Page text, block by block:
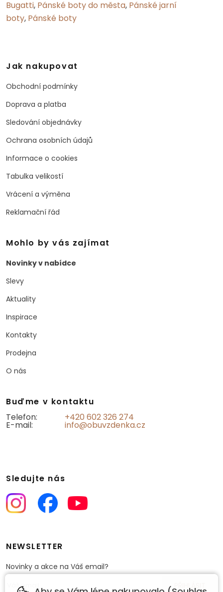
Bugatti, Pánské boty do města, Pánské jarní
boty, Pánské boty
Jak nakupovat
Obchodní podmínky
Doprava a platba
Sledování objednávky
Ochrana osobních údajů
Informace o cookies
Tabulka velikostí
Vrácení a výměna
Reklamační řád
Mohlo by vás zajímat
Novinky v nabídce
Slevy
Aktuality
Inspirace
Kontakty
Prodejna
O nás
Buďme v kontaktu
Telefon:
+420 602 326 274
E-mail: info@obuvzdenka.cz
Sledujte nás
NEWSLETTER
Novinky a akce na Váš email?